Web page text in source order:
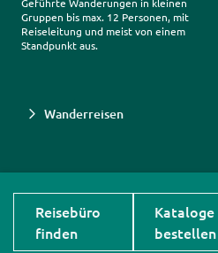
Gruppen bis max. 12 Personen, mit
Reiseleitung und meist von einem
Standpunkt aus.
Wanderreisen
Reisebüro
finden
Kataloge
bestellen